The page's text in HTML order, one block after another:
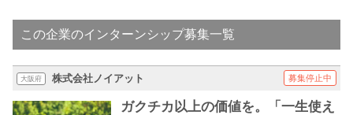
この企業のインターンシップ募集一覧
大阪府 株式会社ノイアット 募集停止中
ガクチカ以上の価値を。「一生使え